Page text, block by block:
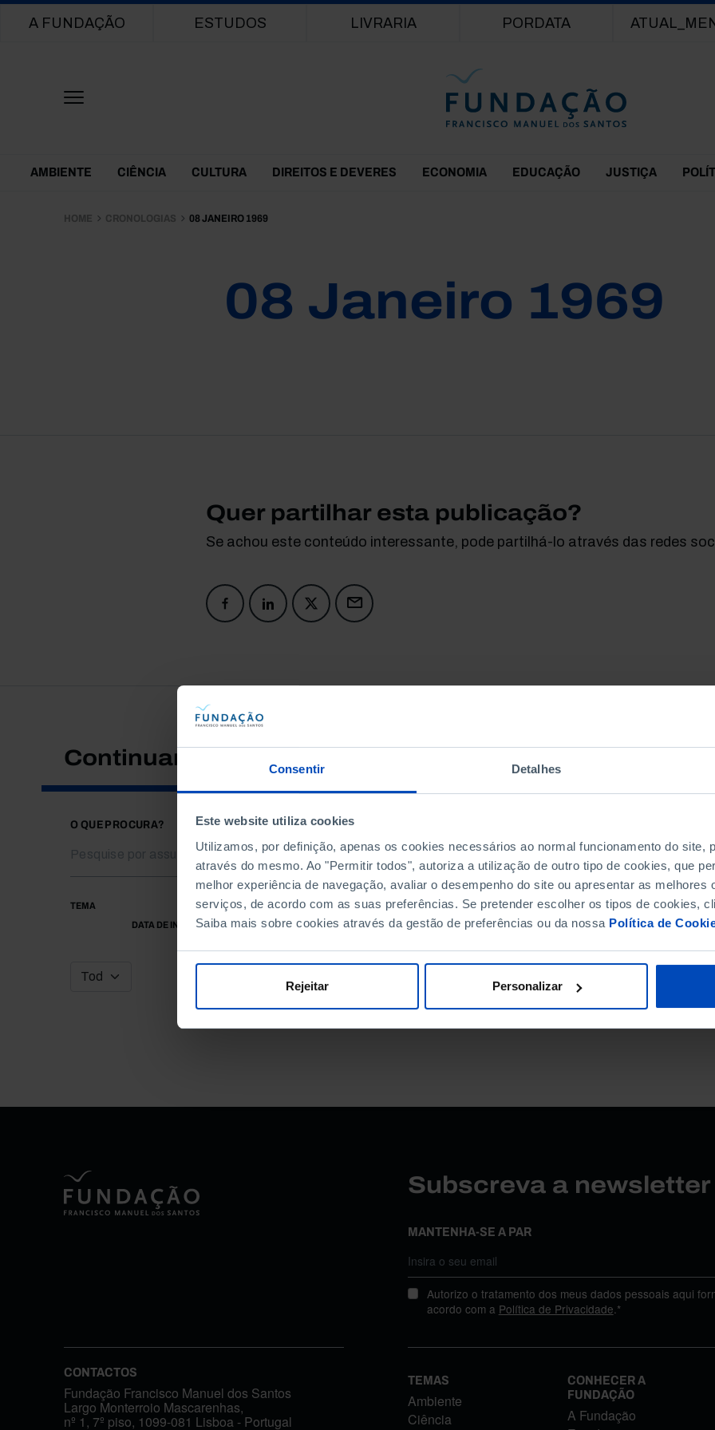
Consentir Detalhes
Este website utiliza cookies
Utilizamos, por definição, apenas os cookies necessários ao normal funcionamento do site,
através do mesmo. Ao "Permitir todos", autoriza a utilização de outro tipo de cookies, que
melhor experiência de navegação, avaliar o desempenho do site ou apresentar as melhores
serviços, de acordo com as suas preferências. Se pretender escolher os tipos de cookies,
Saiba mais sobre cookies através da gestão de preferências ou da nossa Política de
Rejeitar Personalizar
Main navigation
A FUNDAÇÃO ESTUDOS LIVRARIA PORDATA
Themes Menu
AMBIENTE CIÊNCIA CULTURA DIREITOS E DEVERES ECONOMIA EDUCAÇÃO JUSTIÇA
HOME CRONOLOGIAS 08 JANEIRO 1969
08 Janeiro 1969
Quer partilhar esta publicação?
Se achou este conteúdo interessante, pode partilhá-lo através das redes
Continuar a pesquisar
O QUE PROCURA?
TEMA
DATA DE INÍCIO
DATA DE FIM
Subscreva a
MANTENHA-SE A PAR
Autorizo o tratamento dos meus dados pessoais aqui
acordo com a Política de Privacidade.*
CONTACTOS
Fundação Francisco Manuel dos Santos
Largo Monterroio Mascarenhas,
nº 1, 7º piso, 1099-081 Lisboa - Portugal
TEMAS
Ambiente
Ciência
CONHECER A
FUNDAÇÃO
A Fundação